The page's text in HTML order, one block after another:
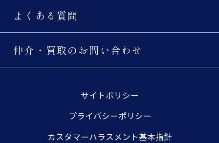
よくある質問
仲介・買取のお問い合わせ
サイトポリシー
プライバシーポリシー
カスタマーハラスメント基本指針